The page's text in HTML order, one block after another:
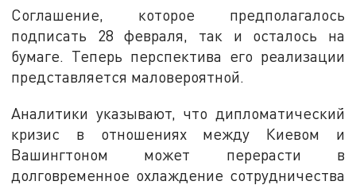
Соглашение, которое предполагалось
подписать 28 февраля, так и осталось на
бумаге. Теперь перспектива его реализации
представляется маловероятной.
Аналитики указывают, что дипломатический
кризис в отношениях между Киевом и
Вашингтоном может перерасти в
долговременное охлаждение сотрудничества